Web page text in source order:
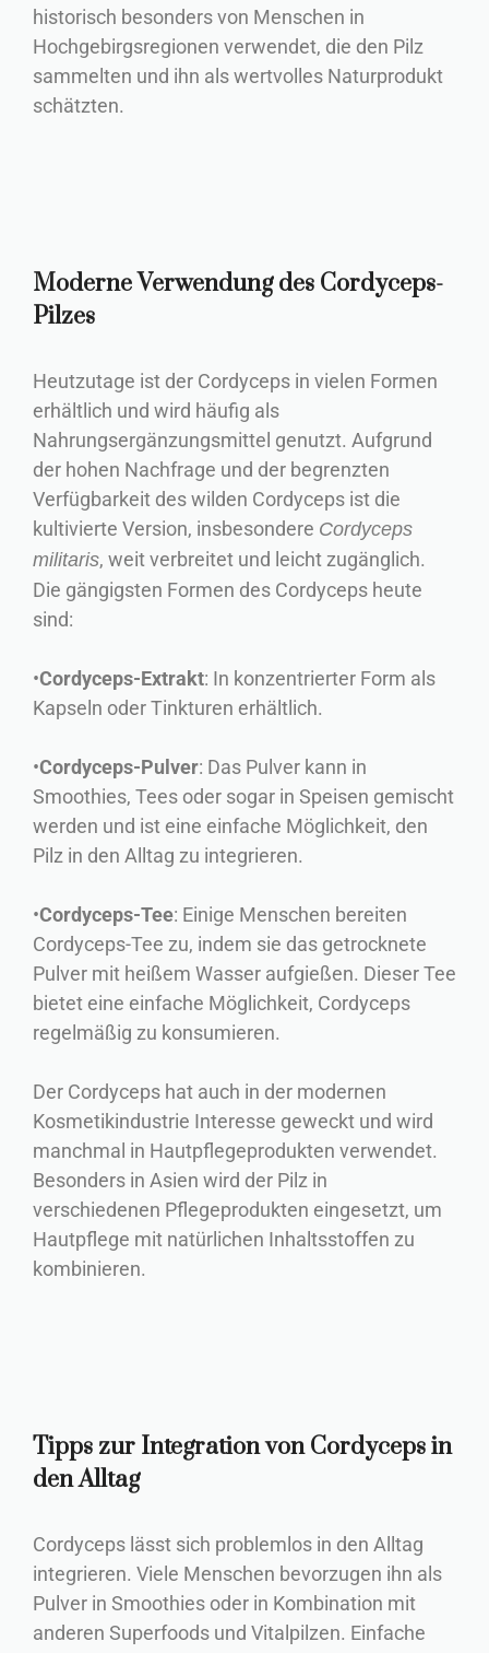
historisch besonders von Menschen in
Hochgebirgsregionen verwendet, die den Pilz
sammelten und ihn als wertvolles Naturprodukt
schätzten.
Moderne Verwendung des Cordyceps-
Pilzes
Heutzutage ist der Cordyceps in vielen Formen
erhältlich und wird häufig als
Nahrungsergänzungsmittel genutzt. Aufgrund
der hohen Nachfrage und der begrenzten
Verfügbarkeit des wilden Cordyceps ist die
kultivierte Version, insbesondere Cordyceps
militaris, weit verbreitet und leicht zugänglich.
Die gängigsten Formen des Cordyceps heute
sind:
•Cordyceps-Extrakt: In konzentrierter Form als
Kapseln oder Tinkturen erhältlich.
•Cordyceps-Pulver: Das Pulver kann in
Smoothies, Tees oder sogar in Speisen gemischt
werden und ist eine einfache Möglichkeit, den
Pilz in den Alltag zu integrieren.
•Cordyceps-Tee: Einige Menschen bereiten
Cordyceps-Tee zu, indem sie das getrocknete
Pulver mit heißem Wasser aufgießen. Dieser Tee
bietet eine einfache Möglichkeit, Cordyceps
regelmäßig zu konsumieren.
Der Cordyceps hat auch in der modernen
Kosmetikindustrie Interesse geweckt und wird
manchmal in Hautpflegeprodukten verwendet.
Besonders in Asien wird der Pilz in
verschiedenen Pflegeprodukten eingesetzt, um
Hautpflege mit natürlichen Inhaltsstoffen zu
kombinieren.
Tipps zur Integration von Cordyceps in
den Alltag
Cordyceps lässt sich problemlos in den Alltag
integrieren. Viele Menschen bevorzugen ihn als
Pulver in Smoothies oder in Kombination mit
anderen Superfoods und Vitalpilzen. Einfache